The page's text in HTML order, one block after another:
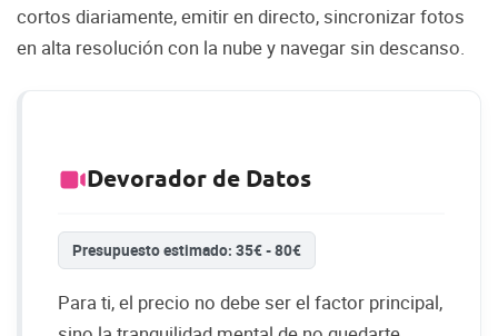
cortos diariamente, emitir en directo, sincronizar fotos
en alta resolución con la nube y navegar sin descanso.
Devorador de Datos
Presupuesto estimado: 35€ - 80€
Para ti, el precio no debe ser el factor principal,